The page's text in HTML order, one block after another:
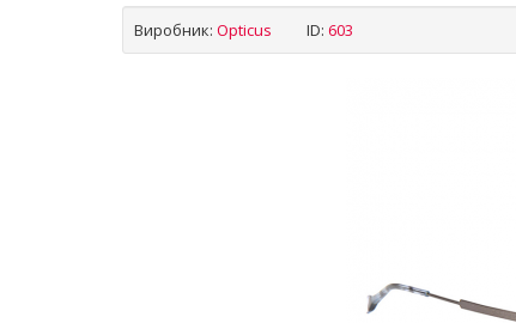
Виробник: Opticus ID: 603